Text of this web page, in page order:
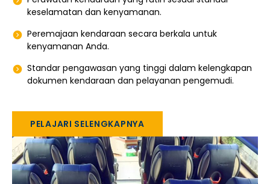
keselamatan dan kenyamanan.
Peremajaan kendaraan secara berkala untuk
kenyamanan Anda.
Standar pengawasan yang tinggi dalam kelengkapan
dokumen kendaraan dan pelayanan pengemudi.
PELAJARI SELENGKAPNYA